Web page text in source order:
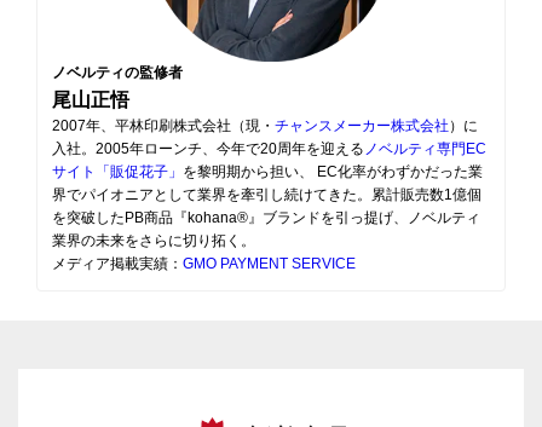
ノベルティの監修者
尾山正悟
2007年、平林印刷株式会社（現・ チャンスメーカー株式会社 ）に
入社。2005年ローンチ、今年で20周年を迎える ノベルティ専門EC
サイト「販促花子」 を黎明期から担い、 EC化率がわずかだった業
界でパイオニアとして業界を牽引し続けてきた。累計販売数1億個
を突破したPB商品『kohana®』ブランドを引っ提げ、ノベルティ
業界の未来をさらに切り拓く。
メディア掲載実績： GMO PAYMENT SERVICE